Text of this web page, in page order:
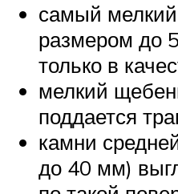
самый
размером до
только в
мелкий
поддается
камни
до 40 мм)